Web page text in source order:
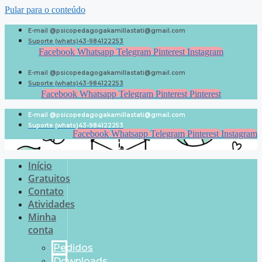
Pular para o conteúdo
E-mail @psicopedagogakamillastati@gmail.com
Suporte (whats)43-984122253
Facebook Whatsapp Telegram Pinterest Instagram
E-mail @psicopedagogakamillastati@gmail.com
Suporte (whats)43-984122253
Facebook Whatsapp Telegram Pinterest Pinterest
E-mail @psicopedagogakamillastati@gmail.com
Suporte (whats)43-984122253
Facebook Whatsapp Telegram Pinterest Instagram
Início
Gratuitos
Contato
Atividades
Minha
conta
Pedidos